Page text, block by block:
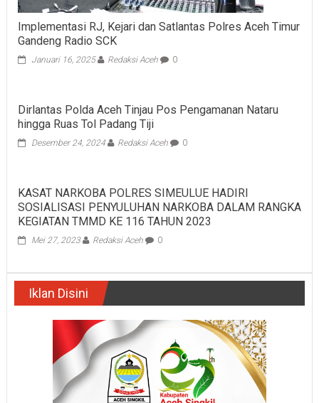
Implementasi RJ, Kejari dan Satlantas Polres Aceh Timur
Gandeng Radio SCK
Januari 16, 2025 Redaksi Aceh 0
Dirlantas Polda Aceh Tinjau Pos Pengamanan Nataru
hingga Ruas Tol Padang Tiji
Desember 24, 2024 Redaksi Aceh 0
KASAT NARKOBA POLRES SIMEULUE HADIRI
SOSIALISASI PENYULUHAN NARKOBA DALAM RANGKA
KEGIATAN TMMD KE 116 TAHUN 2023
Mei 27, 2023 Redaksi Aceh 0
Iklan Disini